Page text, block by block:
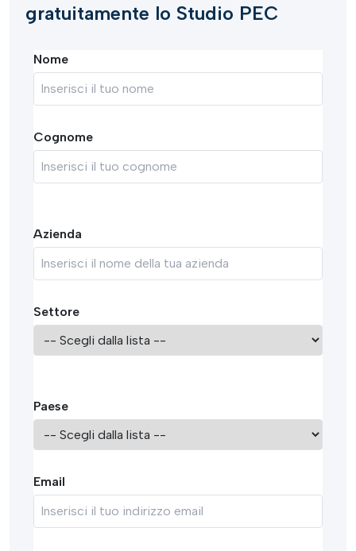
gratuitamente lo Studio PEC
Nome
Cognome
Azienda
Settore
Paese
Email